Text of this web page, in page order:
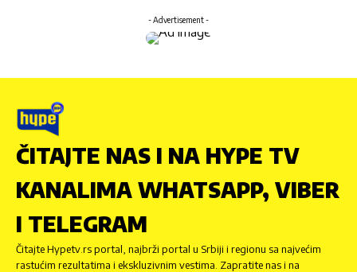
- Advertisement -
ČITAJTE NAS I NA HYPE TV
KANALIMA WHATSAPP, VIBER
I TELEGRAM
Čitajte Hypetv.rs portal, najbrži portal u Srbiji i regionu sa najvećim
rastućim rezultatima i ekskluzivnim vestima. Zapratite nas i na